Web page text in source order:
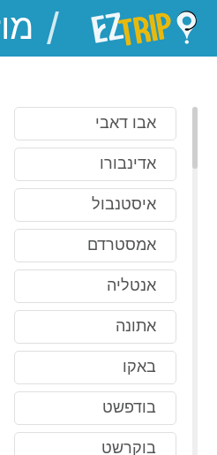
EZTrip
/
אבו דאבי
אדינבורו
איסטנבול
אמסטרדם
אנטליה
אתונה
באקו
בודפשט
בוקרשט